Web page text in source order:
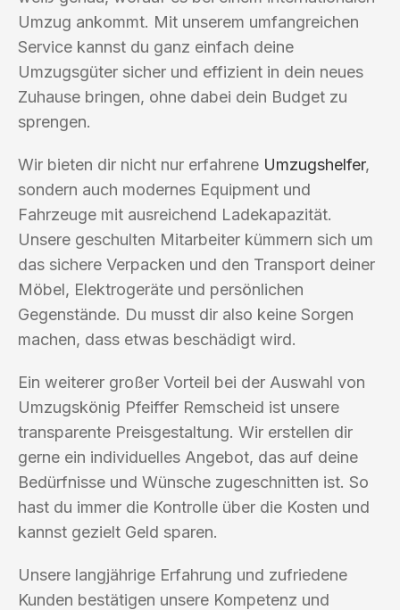
Umzug ankommt. Mit unserem umfangreichen
Service kannst du ganz einfach deine
Umzugsgüter sicher und effizient in dein neues
Zuhause bringen, ohne dabei dein Budget zu
sprengen.
Wir bieten dir nicht nur erfahrene Umzugshelfer,
sondern auch modernes Equipment und
Fahrzeuge mit ausreichend Ladekapazität.
Unsere geschulten Mitarbeiter kümmern sich um
das sichere Verpacken und den Transport deiner
Möbel, Elektrogeräte und persönlichen
Gegenstände. Du musst dir also keine Sorgen
machen, dass etwas beschädigt wird.
Ein weiterer großer Vorteil bei der Auswahl von
Umzugskönig Pfeiffer Remscheid ist unsere
transparente Preisgestaltung. Wir erstellen dir
gerne ein individuelles Angebot, das auf deine
Bedürfnisse und Wünsche zugeschnitten ist. So
hast du immer die Kontrolle über die Kosten und
kannst gezielt Geld sparen.
Unsere langjährige Erfahrung und zufriedene
Kunden bestätigen unsere Kompetenz und